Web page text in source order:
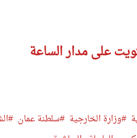
على مدار الساعة
#وزارة الخارجية #سلطنة عمان